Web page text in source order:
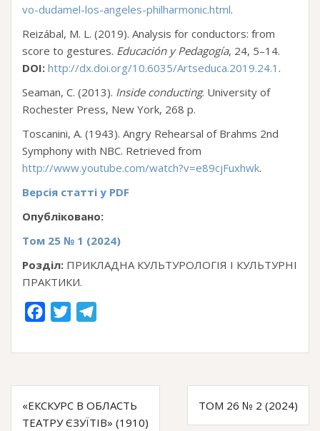
vo-dudamel-los-angeles-philharmonic.html.
Reizábal, M. L. (2019). Analysis for conductors: from
score to gestures. Educación y Pedagogía, 24, 5–14.
DOI: http://dx.doi.org/10.6035/Artseduca.2019.24.1 .
Seaman, C. (2013). Inside conducting. University of
Rochester Press, New York, 268 p.
Toscanini, A. (1943). Angry Rehearsal of Brahms 2nd
Symphony with NBC. Retrieved from
http://www.youtube.com/watch?v=e89cjFuxhwk.
Версія статті у PDF
Опубліковано:
Том 25 № 1 (2024)
Розділ: ПРИКЛАДНА КУЛЬТУРОЛОГІЯ І КУЛЬТУРНІ
ПРАКТИКИ.
c
o
i
e
l
r
Навігація
записів
«ЕКСКУРС В ОБЛАСТЬ
ТЕАТРУ ЄЗУЇТІВ» (1910)
ТОМ 26 № 2 (2024)